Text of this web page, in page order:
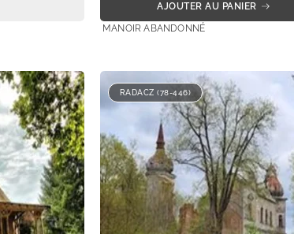
AJOUTER AU PANIER
MANOIR ABANDONNÉ
RADACZ (78-446)